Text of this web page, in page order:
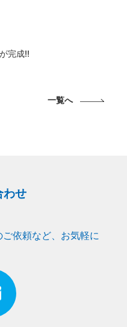
完成!!
一覧へ
わせ
依頼など、お気軽に